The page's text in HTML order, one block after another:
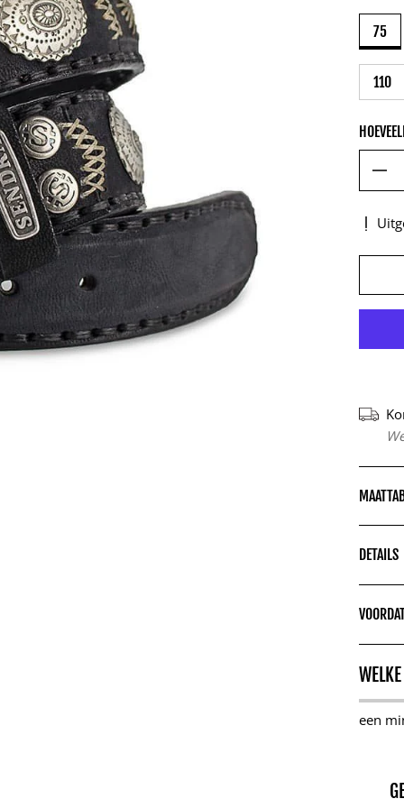
75
110
DETAILS
een